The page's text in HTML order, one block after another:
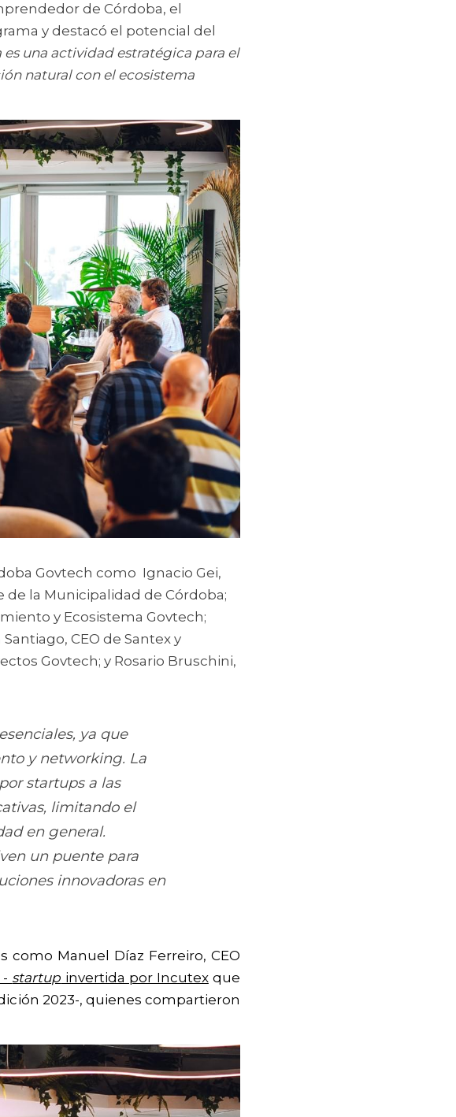
de Córdoba, el
y destacó el potencial del
es una actividad estratégica para el
natural con el ecosistema
Govtech como  Ignacio Gei,
la Municipalidad de Córdoba;
y Ecosistema Govtech;
CEO de Santex y
Govtech; y Rosario Bruschini,
ya que
y networking. La
startups a las
limitando el
en general.
un puente para
innovadoras en
Manuel Díaz Ferreiro, CEO
startup invertida por Incutex que
2023-, quienes compartieron